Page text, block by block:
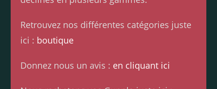
Retrouvez nos différentes catégories juste
ici : boutique
Donnez nous un avis : en cliquant ici